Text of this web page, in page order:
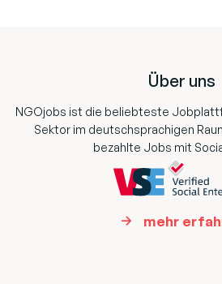
Über uns
NGOjobs ist die beliebteste
Sektor im deutschsprachigen
bezahlte Jobs mit
mehr